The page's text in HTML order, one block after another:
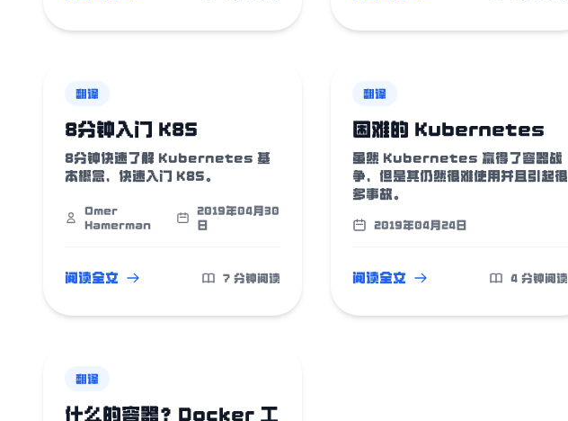
翻译
8分钟入门 K8S
8分钟快速了解 Kubernetes 基
本概念，快速入门 K8S。
Omer
Hamerman
2019年04月30
日
阅读全文 7 分钟阅读
翻译
困难的 Kubernetes
虽然 Kubernetes 赢得了容器战
争，但是其仍然很难使用并且引起很
多事故。
2019年04月24日
阅读全文 4 分钟阅读
翻译
什么的容器？Docker 工